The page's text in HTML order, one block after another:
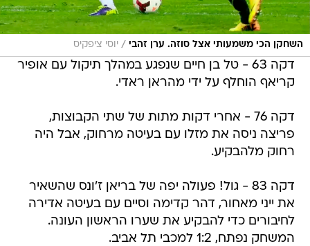
השחקן הכי משמעותי אצל סוזה. ערן זהבי / יוסי ציפקיס
דקה 63 - טל בן חיים שנפגע במהלך תיקול עם אופיר
קריאף הוחלף על ידי מהראן ראדי.
דקה 76 - אחרי דקות מתות של שתי הקבוצות,
פריצה ניסה את מזלו עם בעיטה מרחוק, אבל היה
רחוק מלהבקיע.
דקה 83 - גול! פעולה יפה של בריאן ז'ונס שהשאיר
את ייני מאחור, דהר קדימה וסיים עם בעיטה אדירה
לחיבורים כדי להבקיע את שערו הראשון העונה.
המשחק נפתח, 1:2 למכבי תל אביב.